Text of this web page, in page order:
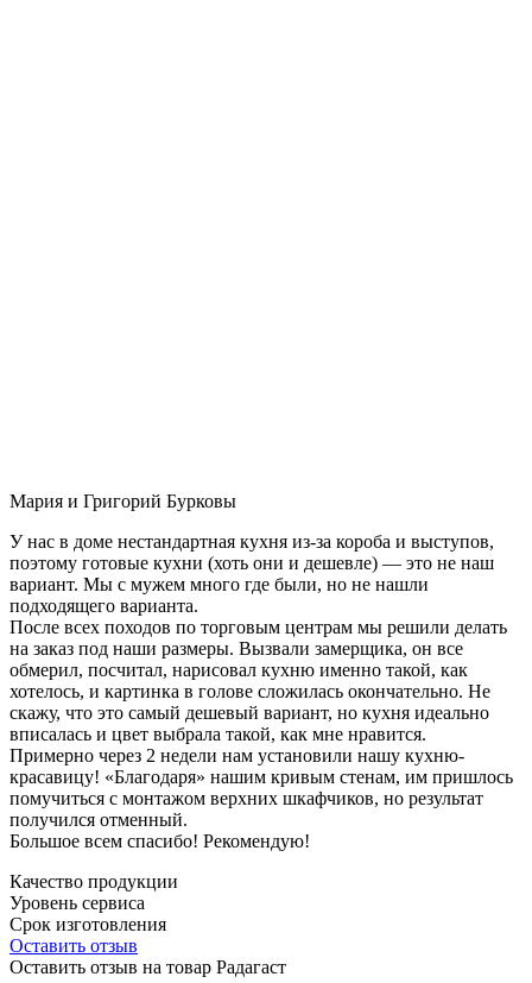
Мария и Григорий Бурковы
У нас в доме нестандартная кухня из-за короба и выступов,
поэтому готовые кухни (хоть они и дешевле) — это не наш
вариант. Мы с мужем много где были, но не нашли
подходящего варианта.
После всех походов по торговым центрам мы решили делать
на заказ под наши размеры. Вызвали замерщика, он все
обмерил, посчитал, нарисовал кухню именно такой, как
хотелось, и картинка в голове сложилась окончательно. Не
скажу, что это самый дешевый вариант, но кухня идеально
вписалась и цвет выбрала такой, как мне нравится.
Примерно через 2 недели нам установили нашу кухню-
красавицу! «Благодаря» нашим кривым стенам, им пришлось
помучиться с монтажом верхних шкафчиков, но результат
получился отменный.
Большое всем спасибо! Рекомендую!
Качество продукции
Уровень сервиса
Срок изготовления
Оставить отзыв
Оставить отзыв на товар Радагаст